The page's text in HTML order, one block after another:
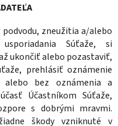
zneužitia a/alebo
Súťaže, si
ukončiť alebo pozastaviť,
prehlásiť oznámenie
alebo bez oznámenia a
Účastníkom Súťaže,
s dobrými mravmi.
škody vzniknuté v